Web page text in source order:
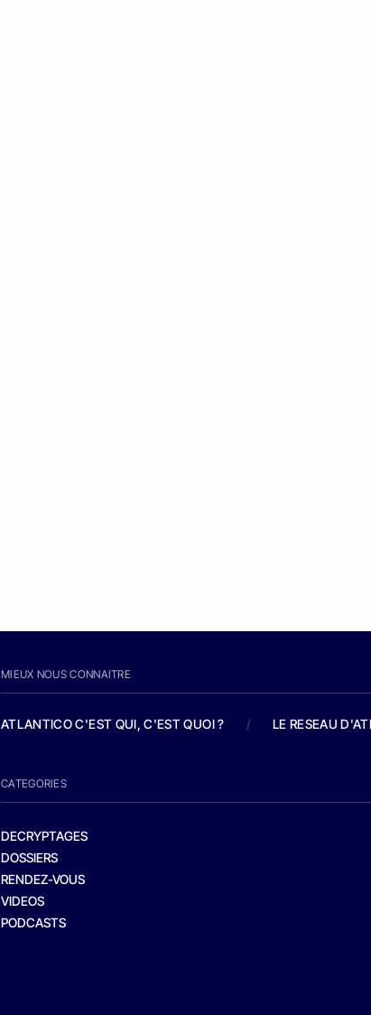
MIEUX NOUS CONNAITRE
ATLANTICO C'EST QUI, C'EST QUOI ? / LE RESEAU
CATEGORIES
DECRYPTAGES
DOSSIERS
RENDEZ-VOUS
VIDEOS
PODCASTS